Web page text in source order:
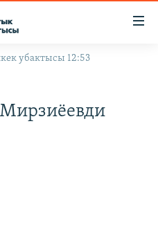
убактысы 12:53